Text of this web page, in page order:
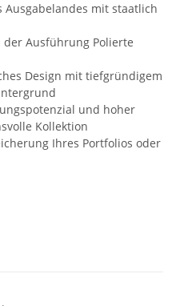
mit staatlich
Ausführung Polierte
Design mit tiefgründigem
und hoher
Kollektion
Ihres Portfolios oder